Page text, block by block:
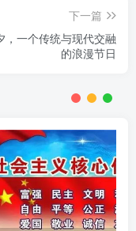
下一篇
，一个传统与现代交融
的浪漫节日